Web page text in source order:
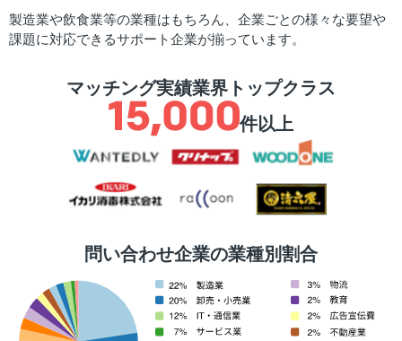
製造業や飲食業等の業種はもちろん、企業ごとの様々な要望や
課題に対応できるサポート企業が揃っています。
マッチング実績業界トップクラス
件以上
問い合わせ企業の業種別割合